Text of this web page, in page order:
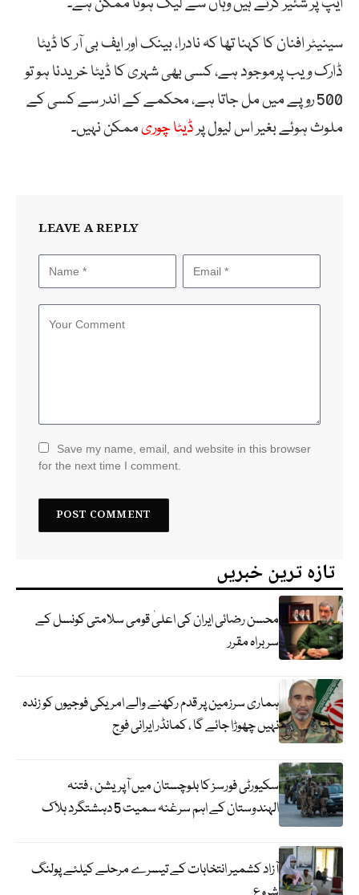
سینیٹر افنان کا کہنا تھا کہ نادرا، بینک اور ایف بی آر کا ڈیٹا
ڈارک ویب پرموجود ہے، کسی بھی شہری کا ڈیٹا خریدنا ہو تو
500 روپے میں مل جاتا ہے، محکمے کے اندر سے کسی کے
ملوث ہوئے بغیر اس لیول پرڈیٹا چوریممکن نہیں۔
LEAVE A REPLY
Save my name, email, and website in this browser
for the next time I comment.
تازہ ترین خبریں
محسن رضائی ایران کی اعلیٰ قومی سلامتی کونسل کے
سربراہ مقرر
ہماری سرزمین پر قدم رکھنے والے امریکی فوجیوں کو زندہ
نہیں چھوڑا جائے گا ، کمانڈر ایرانی فوج
سکیورٹی فورسز کا بلوچستان میں آپریشن ، فتنہ
الہندوستان کے اہم سرغنہ سمیت 5 دہشتگرد ہلاک
آزاد کشمیر انتخابات کے تیسرے مرحلے کیلئے پولنگ